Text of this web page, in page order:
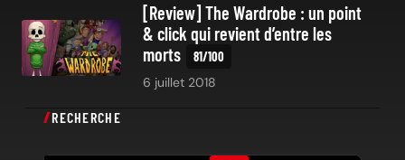
[Review] The Wardrobe : un point
& click qui revient d’entre les
morts
6 juillet 2018
RECHERCHE